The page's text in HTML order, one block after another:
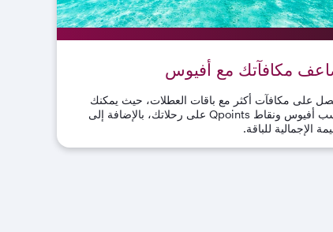
مكافآتك مع أفيوس
على مكافآت أكثر مع باقات العطلات، حيث يمكنك
أفيوس ونقاط
على رحلاتك، بالإضافة إلى
الإجمالية للباقة.